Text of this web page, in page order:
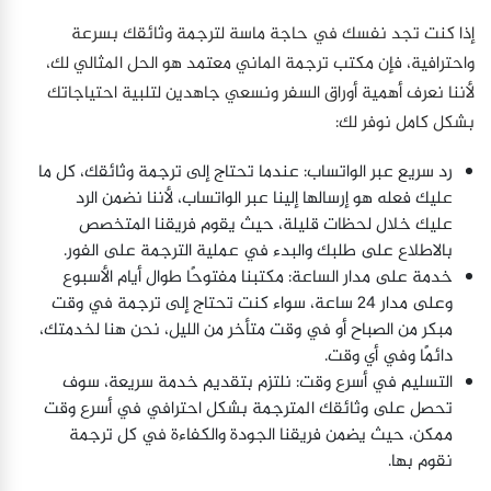
إذا كنت تجد نفسك في حاجة ماسة لترجمة وثائقك بسرعة
واحترافية، فإن مكتب ترجمة الماني معتمد هو الحل المثالي لك،
لأننا نعرف أهمية أوراق السفر ونسعي جاهدين لتلبية احتياجاتك
بشكل كامل نوفر لك:
رد سريع عبر الواتساب: عندما تحتاج إلى ترجمة وثائقك، كل ما
عليك فعله هو إرسالها إلينا عبر الواتساب، لأننا نضمن الرد
عليك خلال لحظات قليلة، حيث يقوم فريقنا المتخصص
بالاطلاع على طلبك والبدء في عملية الترجمة على الفور.
خدمة على مدار الساعة: مكتبنا مفتوحًا طوال أيام الأسبوع
وعلى مدار 24 ساعة، سواء كنت تحتاج إلى ترجمة في وقت
مبكر من الصباح أو في وقت متأخر من الليل، نحن هنا لخدمتك،
دائمًا وفي أي وقت.
التسليم في أسرع وقت: نلتزم بتقديم خدمة سريعة، سوف
تحصل على وثائقك المترجمة بشكل احترافي في أسرع وقت
ممكن، حيث يضمن فريقنا الجودة والكفاءة في كل ترجمة
نقوم بها.